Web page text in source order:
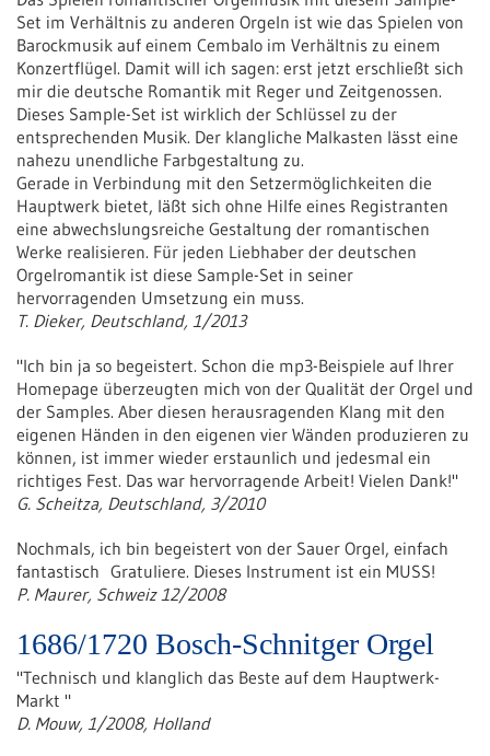
Set im Verhältnis zu anderen Orgeln ist wie das Spielen von
Barockmusik auf einem Cembalo im Verhältnis zu einem
Konzertflügel. Damit will ich sagen: erst jetzt erschließt sich
mir die deutsche Romantik mit Reger und Zeitgenossen.
Dieses Sample-Set ist wirklich der Schlüssel zu der
entsprechenden Musik. Der klangliche Malkasten lässt eine
nahezu unendliche Farbgestaltung zu.
Gerade in Verbindung mit den Setzermöglichkeiten die
Hauptwerk bietet, läßt sich ohne Hilfe eines Registranten
eine abwechslungsreiche Gestaltung der romantischen
Werke realisieren. Für jeden Liebhaber der deutschen
Orgelromantik ist diese Sample-Set in seiner
hervorragenden Umsetzung ein muss.
T. Dieker, Deutschland, 1/2013
"Ich bin ja so begeistert. Schon die mp3-Beispiele auf Ihrer
Homepage überzeugten mich von der Qualität der Orgel und
der Samples. Aber diesen herausragenden Klang mit den
eigenen Händen in den eigenen vier Wänden produzieren zu
können, ist immer wieder erstaunlich und jedesmal ein
richtiges Fest. Das war hervorragende Arbeit! Vielen Dank!"
G. Scheitza, Deutschland, 3/2010
Nochmals, ich bin begeistert von der Sauer Orgel, einfach
fantastisch Gratuliere. Dieses Instrument ist ein MUSS!
P. Maurer, Schweiz 12/2008
1686/1720 Bosch-Schnitger Orgel
"Technisch und klanglich das Beste auf dem Hauptwerk-
Markt "
D. Mouw, 1/2008, Holland